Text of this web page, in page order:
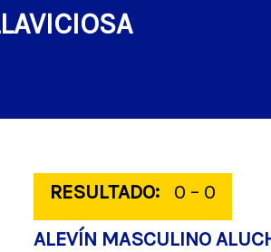
RESULTADO:
0 – 0
ALEVÍN MASCULINO